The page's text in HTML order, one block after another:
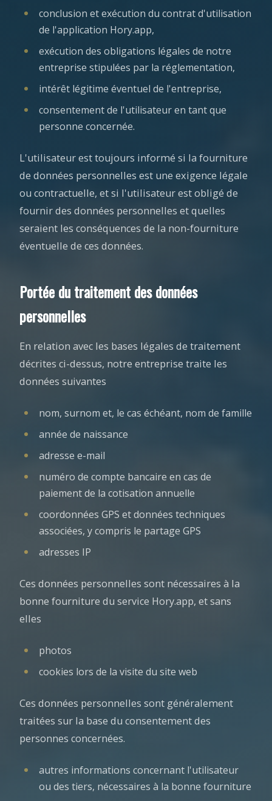
conclusion et exécution du contrat d'utilisation
de l'application Hory.app,
exécution des obligations légales de notre
entreprise stipulées par la réglementation,
intérêt légitime éventuel de l'entreprise,
consentement de l'utilisateur en tant que
personne concernée.
L'utilisateur est toujours informé si la fourniture
de données personnelles est une exigence légale
ou contractuelle, et si l'utilisateur est obligé de
fournir des données personnelles et quelles
seraient les conséquences de la non-fourniture
éventuelle de ces données.
Portée du traitement des données
personnelles
En relation avec les bases légales de traitement
décrites ci-dessus, notre entreprise traite les
données suivantes
nom, surnom et, le cas échéant, nom de famille
année de naissance
adresse e-mail
numéro de compte bancaire en cas de
paiement de la cotisation annuelle
coordonnées GPS et données techniques
associées, y compris le partage GPS
adresses IP
Ces données personnelles sont nécessaires à la
bonne fourniture du service Hory.app, et sans
elles
photos
cookies lors de la visite du site web
Ces données personnelles sont généralement
traitées sur la base du consentement des
personnes concernées.
autres informations concernant l'utilisateur
ou des tiers, nécessaires à la bonne fourniture